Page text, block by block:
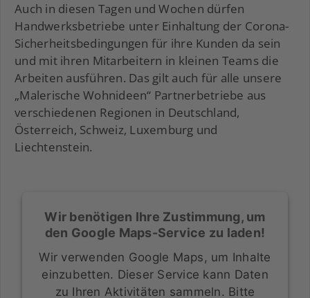
Auch in diesen Tagen und Wochen dürfen
Handwerksbetriebe unter Einhaltung der Corona-
Sicherheitsbedingungen für ihre Kunden da sein
und mit ihren Mitarbeitern in kleinen Teams die
Arbeiten ausführen. Das gilt auch für alle unsere
„Malerische Wohnideen“ Partnerbetriebe aus
verschiedenen Regionen in Deutschland,
Österreich, Schweiz, Luxemburg und
Liechtenstein.
Wir benötigen Ihre Zustimmung, um
den Google Maps-Service zu laden!
Wir verwenden Google Maps, um Inhalte
einzubetten. Dieser Service kann Daten
zu Ihren Aktivitäten sammeln. Bitte